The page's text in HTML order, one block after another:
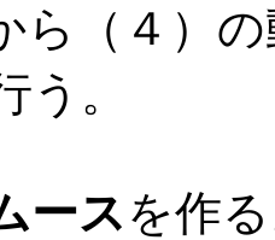
（４）の
う。
ースを作